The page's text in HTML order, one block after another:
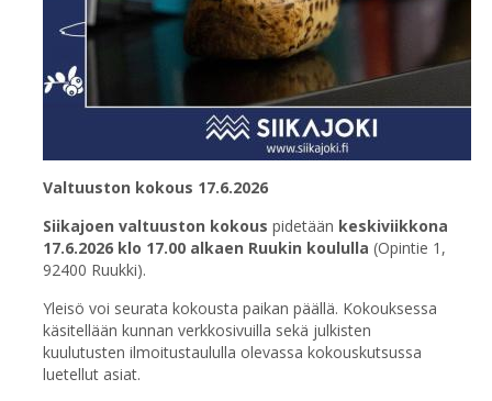
Valtuuston kokous 17.6.2026
Siikajoen valtuuston kokous pidetään keskiviikkona
17.6.2026 klo 17.00 alkaen Ruukin koululla(Opintie 1,
92400 Ruukki).
Yleisö voi seurata kokousta paikan päällä. Kokouksessa
käsitellään kunnan verkkosivuilla sekä julkisten
kuulutusten ilmoitustaululla olevassa kokouskutsussa
luetellut asiat.